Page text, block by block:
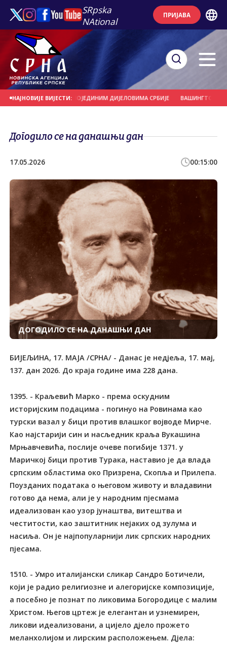
SRpska
NAtional
ПРИЈАВА
НАЈНОВИЈЕ ВИЈЕСТИ:
И ГРАДОМ У ПОЈЕДИНИМ ДИЈЕЛОВИМА СРБИЈЕ ВАШИНГТОН СЕ
Догодило се на данашњи дан
17.05.2026 00:15:00
ДОГОДИЛО СЕ НА ДАНАШЊИ ДАН
БИЈЕЉИНА, 17. МАЈА /СРНА/ - Данас је недјеља, 17. мај,
137. дан 2026. До краја године има 228 дана.
1395. - Краљевић Марко - према оскудним
историјским подацима - погинуо на Ровинама као
турски вазал у бици против влашког војводе Мирче.
Као најстарији син и насљедник краља Вукашина
Мрњавчевића, послије очеве погибије 1371. у
Маричкој бици против Турака, наставио је да влада
српским областима око Призрена, Скопља и Прилепа.
Поузданих података о његовом животу и владавини
готово да нема, али је у народним пјесмама
идеализован као узор јунаштва, витештва и
честитости, као заштитник нејаких од зулума и
насиља. Он је најпопуларнији лик српских народних
пјесама.
1510. - Умро италијански сликар Сандро Ботичели,
који је радио религиозне и алегоријске композиције,
а посебно је познат по ликовима Богородице с малим
Христом. Његов цртеж је елегантан и узнемирен,
ликови идеализовани, а цијело дјело прожето
меланхолијом и лирским расположењем. Дјела: